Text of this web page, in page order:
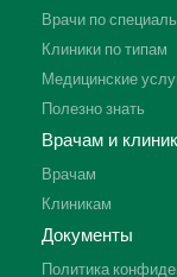
Врачи по
Клиники по типам
Медицинские
Полезно знать
Врачам и
Врачам
Клиникам
Документы
Политика